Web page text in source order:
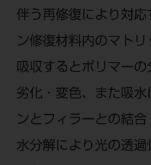
伴う再修復により対
ン修復材料内のマト
吸収するとポリマー
劣化・変色、また吸
ンとフィラーとの結
水分解により光の透